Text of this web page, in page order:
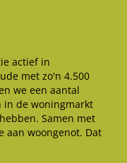
actief in
met zo'n 4.500
we een aantal
in de woningmarkt
Samen met
aan woongenot. Dat